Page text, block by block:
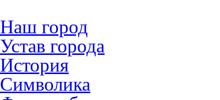
Наш город
Устав города
История
Символика